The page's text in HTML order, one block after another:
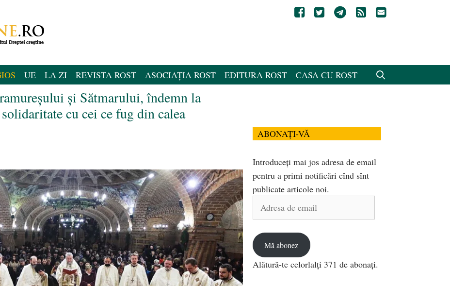
UE LA ZI REVISTA ROST ASOCIAȚIA ROST EDITURA ROST CASA CU ROST
și Sătmarului, îndemn la
cu cei ce fug din calea
ABONAȚI-VĂ
Introduceți mai jos adresa de email
pentru a primi notificări cînd sînt
publicate articole noi.
Adresa
Mă abonez
Alătură-te celorlalți 371 de abonați.